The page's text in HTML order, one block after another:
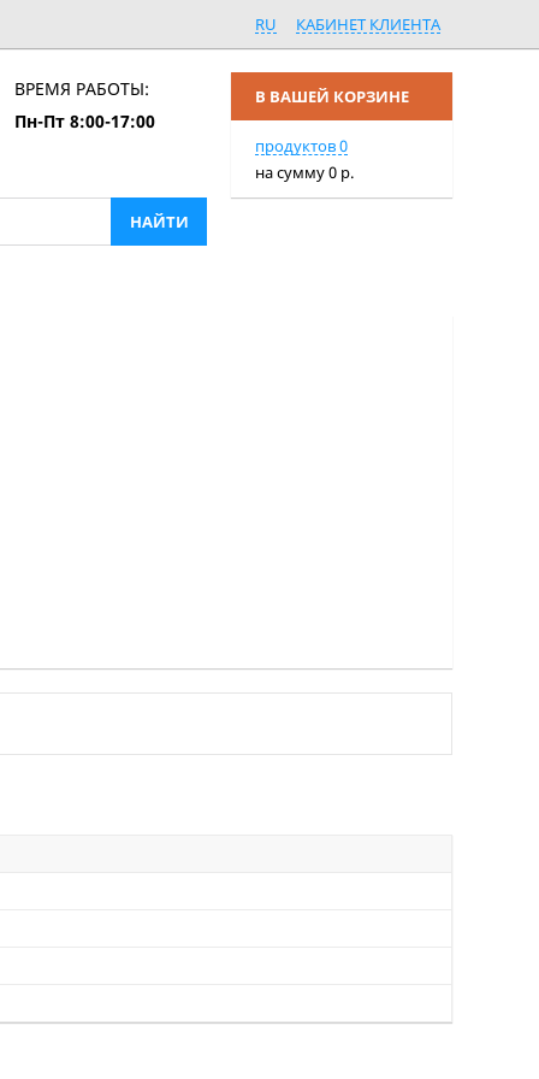
RU КАБИНЕТ КЛИЕНТА
ВРЕМЯ РАБОТЫ:
Пн-Пт 8:00-17:00
В ВАШЕЙ КОРЗИНЕ
ПЕРЕЙТИ В КОРЗИНУ
продуктов0
на сумму0 р.